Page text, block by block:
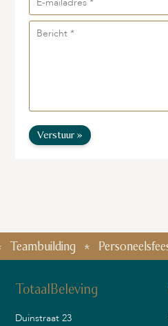
Verstuur »
Personeelsfeest
TotaalBeleving
Duinstraat 23